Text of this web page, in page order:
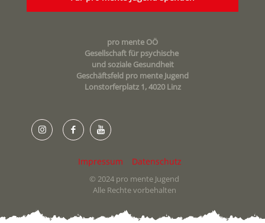
pro mente OÖ
Gesellschaft für psychische
und soziale Gesundheit
Geschäftsfeld pro mente Jugend
Lonstorferplatz 1, 4020 Linz
Impressum Datenschutz
© 2024 pro mente Jugend
Alle Rechte vorbehalten